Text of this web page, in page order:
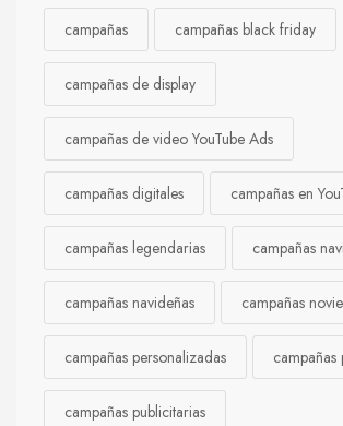
campañas campañas black friday
campañas de display
campañas de video YouTube Ads
campañas digitales campañas en
campañas legendarias campañas
campañas navideñas campañas
campañas personalizadas
campañas publicitarias